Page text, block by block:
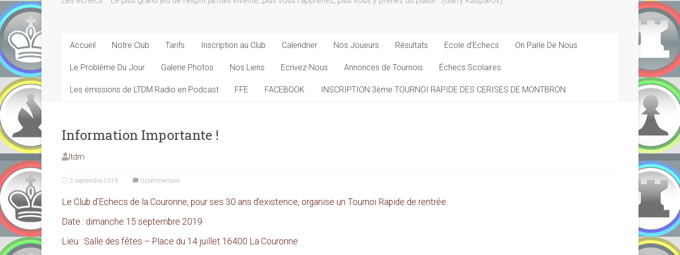
Accueil Notre Club Tarifs Inscription au Club Calendrier Nos Joueurs Résultats Ecole d’Echecs On Parle De Nous
Le Problème Du Jour Galerie Photos Nos Liens Ecrivez-Nous Annonces de Tournois Échecs Scolaires
Les émissions de LTDM Radio en Podcast FFE FACEBOOK INSCRIPTION 3ème TOURNOI RAPIDE DES CERISES DE MONTBRON
Information Importante !
ltdm
3 septembre 2019 0 commentaire
Le Club d’Echecs de la Couronne, pour ses 30 ans d’existence, organise un Tournoi Rapide de rentrée.
Date : dimanche 15 septembre 2019
Lieu : Salle des fêtes – Place du 14 juillet 16400 La Couronne